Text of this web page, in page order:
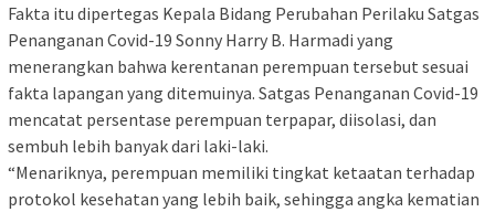
Fakta itu dipertegas Kepala Bidang Perubahan Perilaku Satgas
Penanganan Covid-19 Sonny Harry B. Harmadi yang
menerangkan bahwa kerentanan perempuan tersebut sesuai
fakta lapangan yang ditemuinya. Satgas Penanganan Covid-19
mencatat persentase perempuan terpapar, diisolasi, dan
sembuh lebih banyak dari laki-laki.
“Menariknya, perempuan memiliki tingkat ketaatan terhadap
protokol kesehatan yang lebih baik, sehingga angka kematian